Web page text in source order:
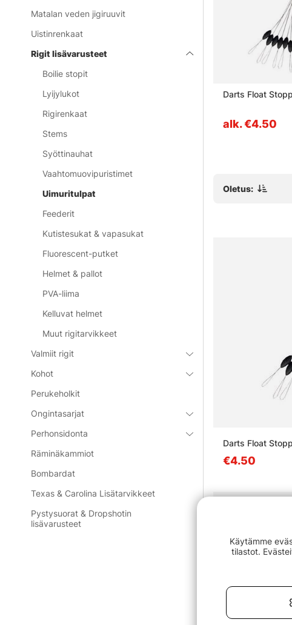
Matalan veden jigiruuvit
Uistinrenkaat
Rigit lisävarusteet
Boilie stopit
Lyijylukot
Rigirenkaat
Stems
Syöttinauhat
Vaahtomuovipuristimet
Uimuritulpat
Feederit
Kutistesukat & vapasukat
Fluorescent-putket
Helmet & pallot
PVA-liima
Kelluvat helmet
Muut rigitarvikkeet
Valmiit rigit
Kohot
Perukeholkit
Ongintasarjat
Perhonsidonta
Räminäkammiot
Bombardat
Texas & Carolina Lisätarvikkeet
Pystysuorat & Dropshotin
lisävarusteet
Westin Stopper Beads Darts Float
alk. €4.50
Oletus:
Darts Float
€4.50
Käytämme
tilastot.